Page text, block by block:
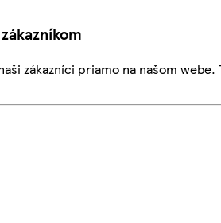
zákazníci priamo na našom